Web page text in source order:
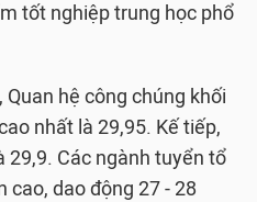
tốt nghiệp trung học phổ
hệ công chúng khối
nhất là 29,95. Kế tiếp,
29,9. Các ngành tuyển tổ
cao, dao động 27 - 28